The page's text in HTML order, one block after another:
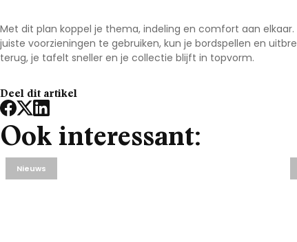
Met dit plan koppel je thema, indeling en comfort aan
juiste voorzieningen te gebruiken, kun je bordspellen en
terug, je tafelt sneller en je collectie blijft in topvorm.
Deel dit artikel
Ook interessant:
Nieuws